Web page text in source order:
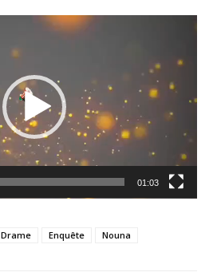
Lecteur
01:03
Drame Enquête Nouna